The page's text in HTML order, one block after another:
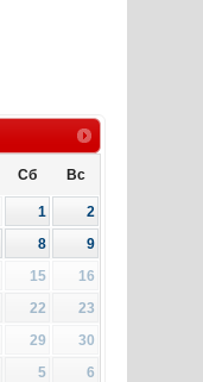
Сб Вс
1
2
8
9
15
16
22
23
29
30
5 6